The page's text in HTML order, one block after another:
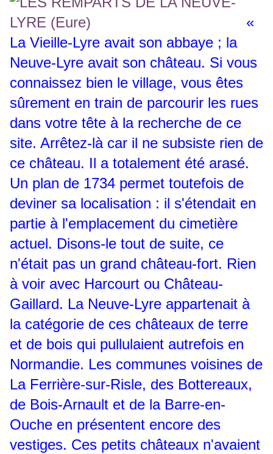
«
La Vieille-Lyre avait son abbaye ; la
Neuve-Lyre avait son château. Si vous
connaissez bien le village, vous êtes
sûrement en train de parcourir les rues
dans votre tête à la recherche de ce
site. Arrêtez-là car il ne subsiste rien de
ce château. Il a totalement été arasé.
Un plan de 1734 permet toutefois de
deviner sa localisation : il s'étendait en
partie à l'emplacement du cimetière
actuel. Disons-le tout de suite, ce
n'était pas un grand château-fort. Rien
à voir avec Harcourt ou Château-
Gaillard. La Neuve-Lyre appartenait à
la catégorie de ces châteaux de terre
et de bois qui pullulaient autrefois en
Normandie. Les communes voisines de
La Ferrière-sur-Risle, des Bottereaux,
de Bois-Arnault et de la Barre-en-
Ouche en présentent encore des
vestiges. Ces petits châteaux n'avaient